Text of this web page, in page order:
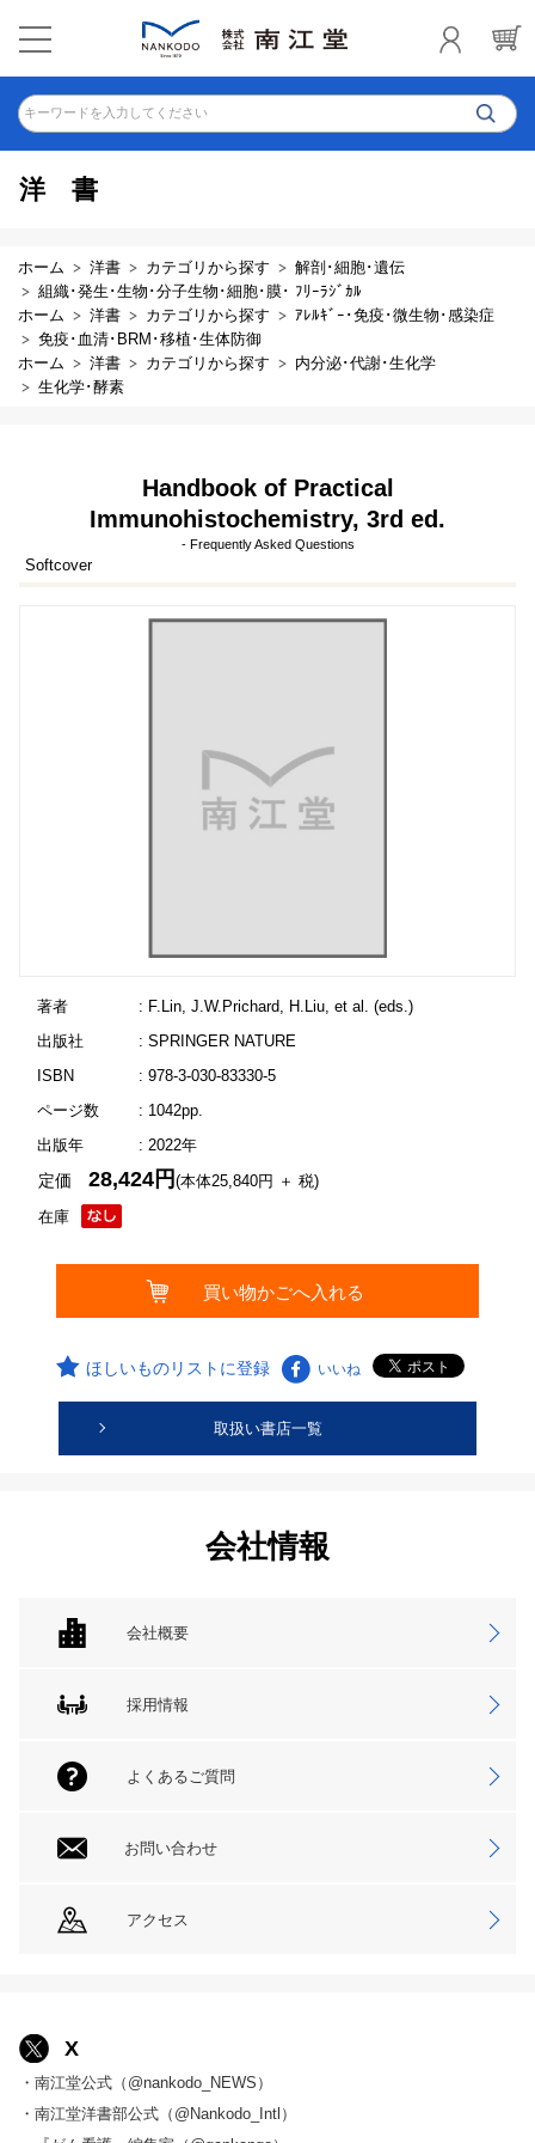
キーワードを入力してください
洋書
ホーム 洋書 カテゴリから探す
解剖･細胞･遺伝
組織･発生･生物･分子生物･細胞･膜･ ﾌﾘｰﾗｼﾞｶﾙ
ホーム
洋書 カテゴリから探す
ｱﾚﾙｷﾞｰ･免疫･微生物･感染症
免疫･血清･BRM･移植･生体防御
ホーム
洋書 カテゴリから探す
内分泌･代謝･生化学
生化学･酵素
Handbook of Practical
Immunohistochemistry, 3rd ed.
- Frequently Asked Questions
Softcover
著者
: F.Lin, J.W.Prichard, H.Liu, et al. (eds.)
出版社
: SPRINGER NATURE
ISBN
: 978-3-030-83330-5
ページ数
: 1042pp.
出版年
: 2022年
在庫
定価28,424円(本体25,840円 ＋ 税)
ほしいものリストに登録 いいね
取扱い書店一覧
会社情報
会社概要
採用情報
よくあるご質問
お問い合わせ
アクセス
X
・南江堂公式（@nankodo_NEWS）
・南江堂洋書部公式（@Nankodo_Intl）